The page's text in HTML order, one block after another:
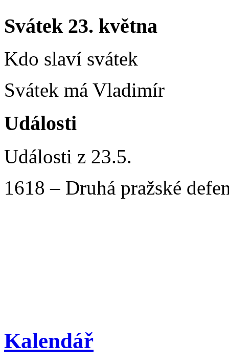
Svátek 23. května
Kdo slaví svátek
Svátek má Vladimír
Události
Události z 23.5.
1618 – Druhá pražské
Kalendář